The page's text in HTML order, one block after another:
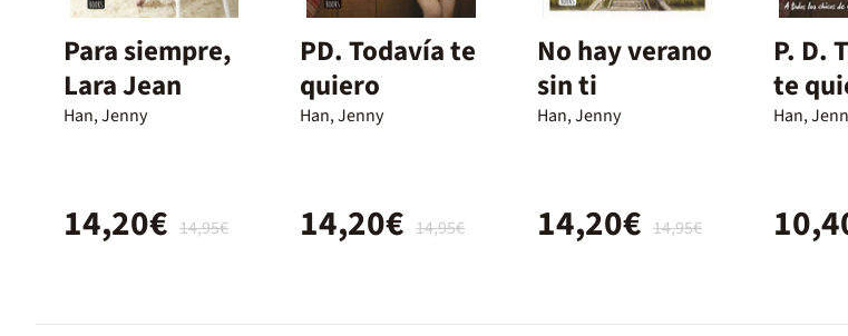
Para siempre,
Lara Jean
Han, Jenny
14,95€
14,20€
PD. Todavía te
quiero
Han, Jenny
14,95€
14,20€
No hay verano
sin ti
Han, Jenny
14,95€
14,20€
P. D.
te
Han,